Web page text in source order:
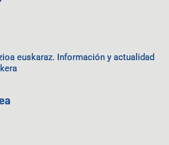
euskaraz. Información y actualidad